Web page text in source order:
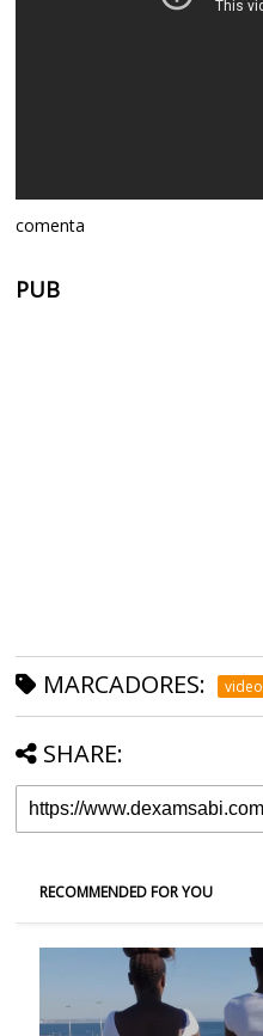
comenta
PUB
MARCADORES: video
SHARE:
RECOMMENDED FOR YOU